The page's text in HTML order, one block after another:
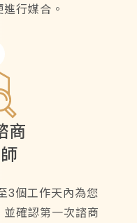
行媒合。
商
3個工作天內為您
確認第一次諮商